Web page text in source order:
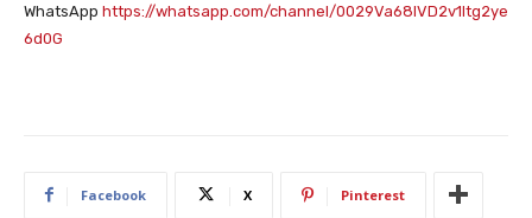
WhatsApp https://whatsapp.com/channel/0029Va68IVD2v1Itg2ye
6d0G
Facebook X Pinterest